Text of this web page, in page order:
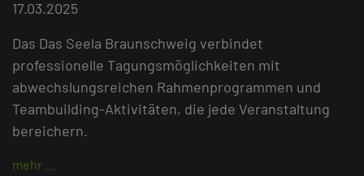
17.03.2025
Das Das Seela Braunschweig verbindet
professionelle Tagungsmöglichkeiten mit
abwechslungsreichen Rahmenprogrammen und
Teambuilding-Aktivitäten, die jede Veranstaltung
bereichern.
mehr …